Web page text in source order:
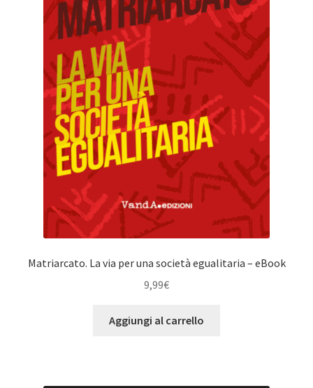
Matriarcato. La via per una società egualitaria – eBook
9,99€
Aggiungi al carrello